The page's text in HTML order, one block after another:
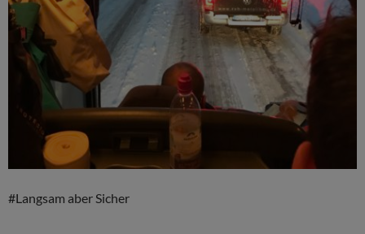
#Langsam aber Sicher